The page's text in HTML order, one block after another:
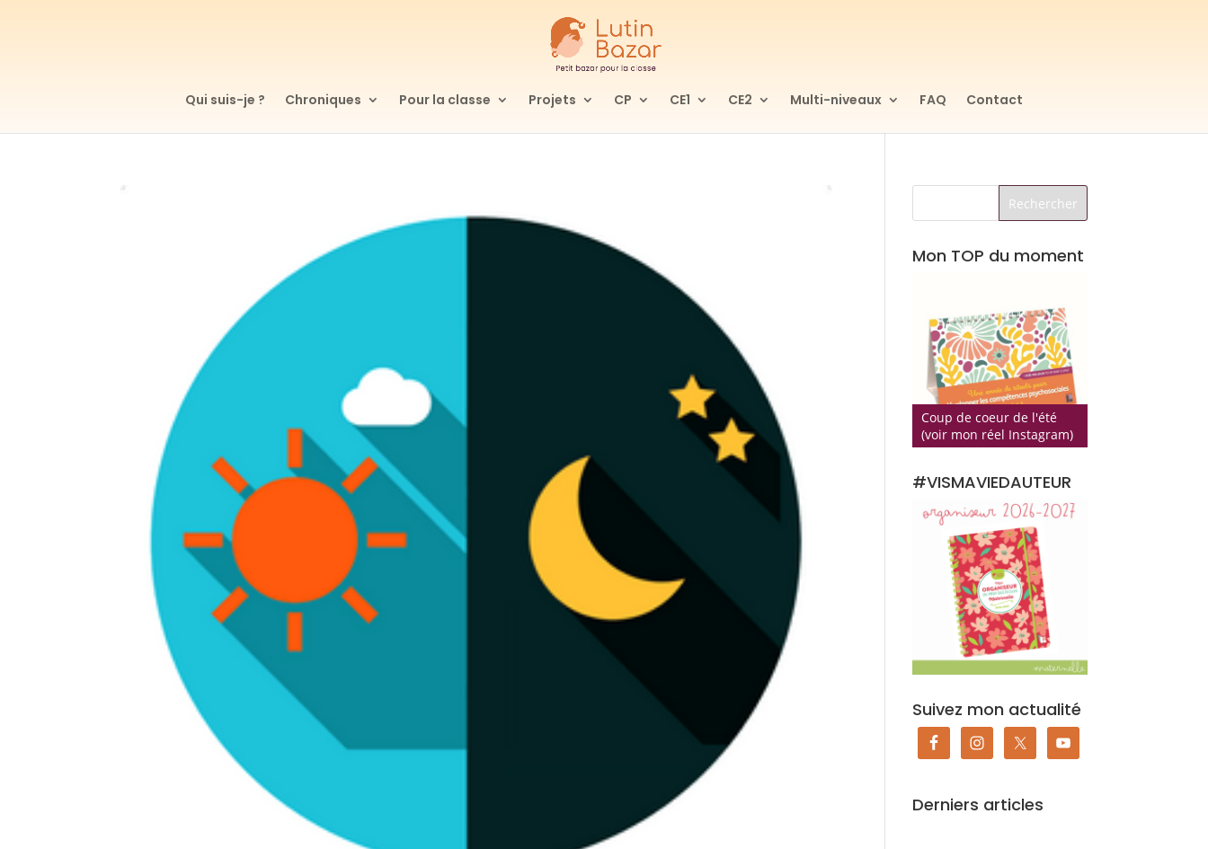
Qui suis-je ? Chroniques Pour la classe Projets CP CE1 CE2 Multi-niveaux FAQ Contact
Mon TOP du moment
Coup de coeur de l'été
(voir mon réel Instagram)
#VISMAVIEDAUTEUR
Suivez mon actualité
Derniers articles